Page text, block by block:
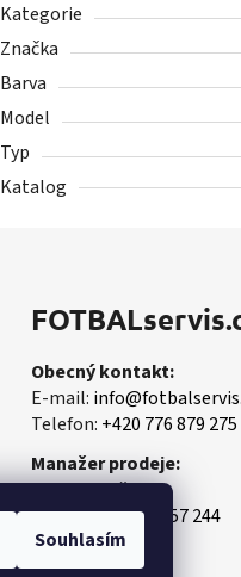
Souhlasím
Kategorie
Značka
Barva
Model
Typ
Katalog
Obecný kontakt:
E-mail:
Telefon: +420 776 879 275
Manažer prodeje:
Martin Vališ
Mobil:+420 606 657 244